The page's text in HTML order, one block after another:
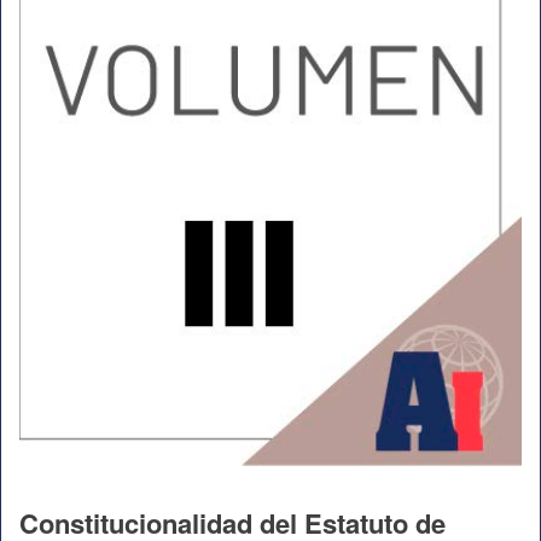
Constitucionalidad del Estatuto de